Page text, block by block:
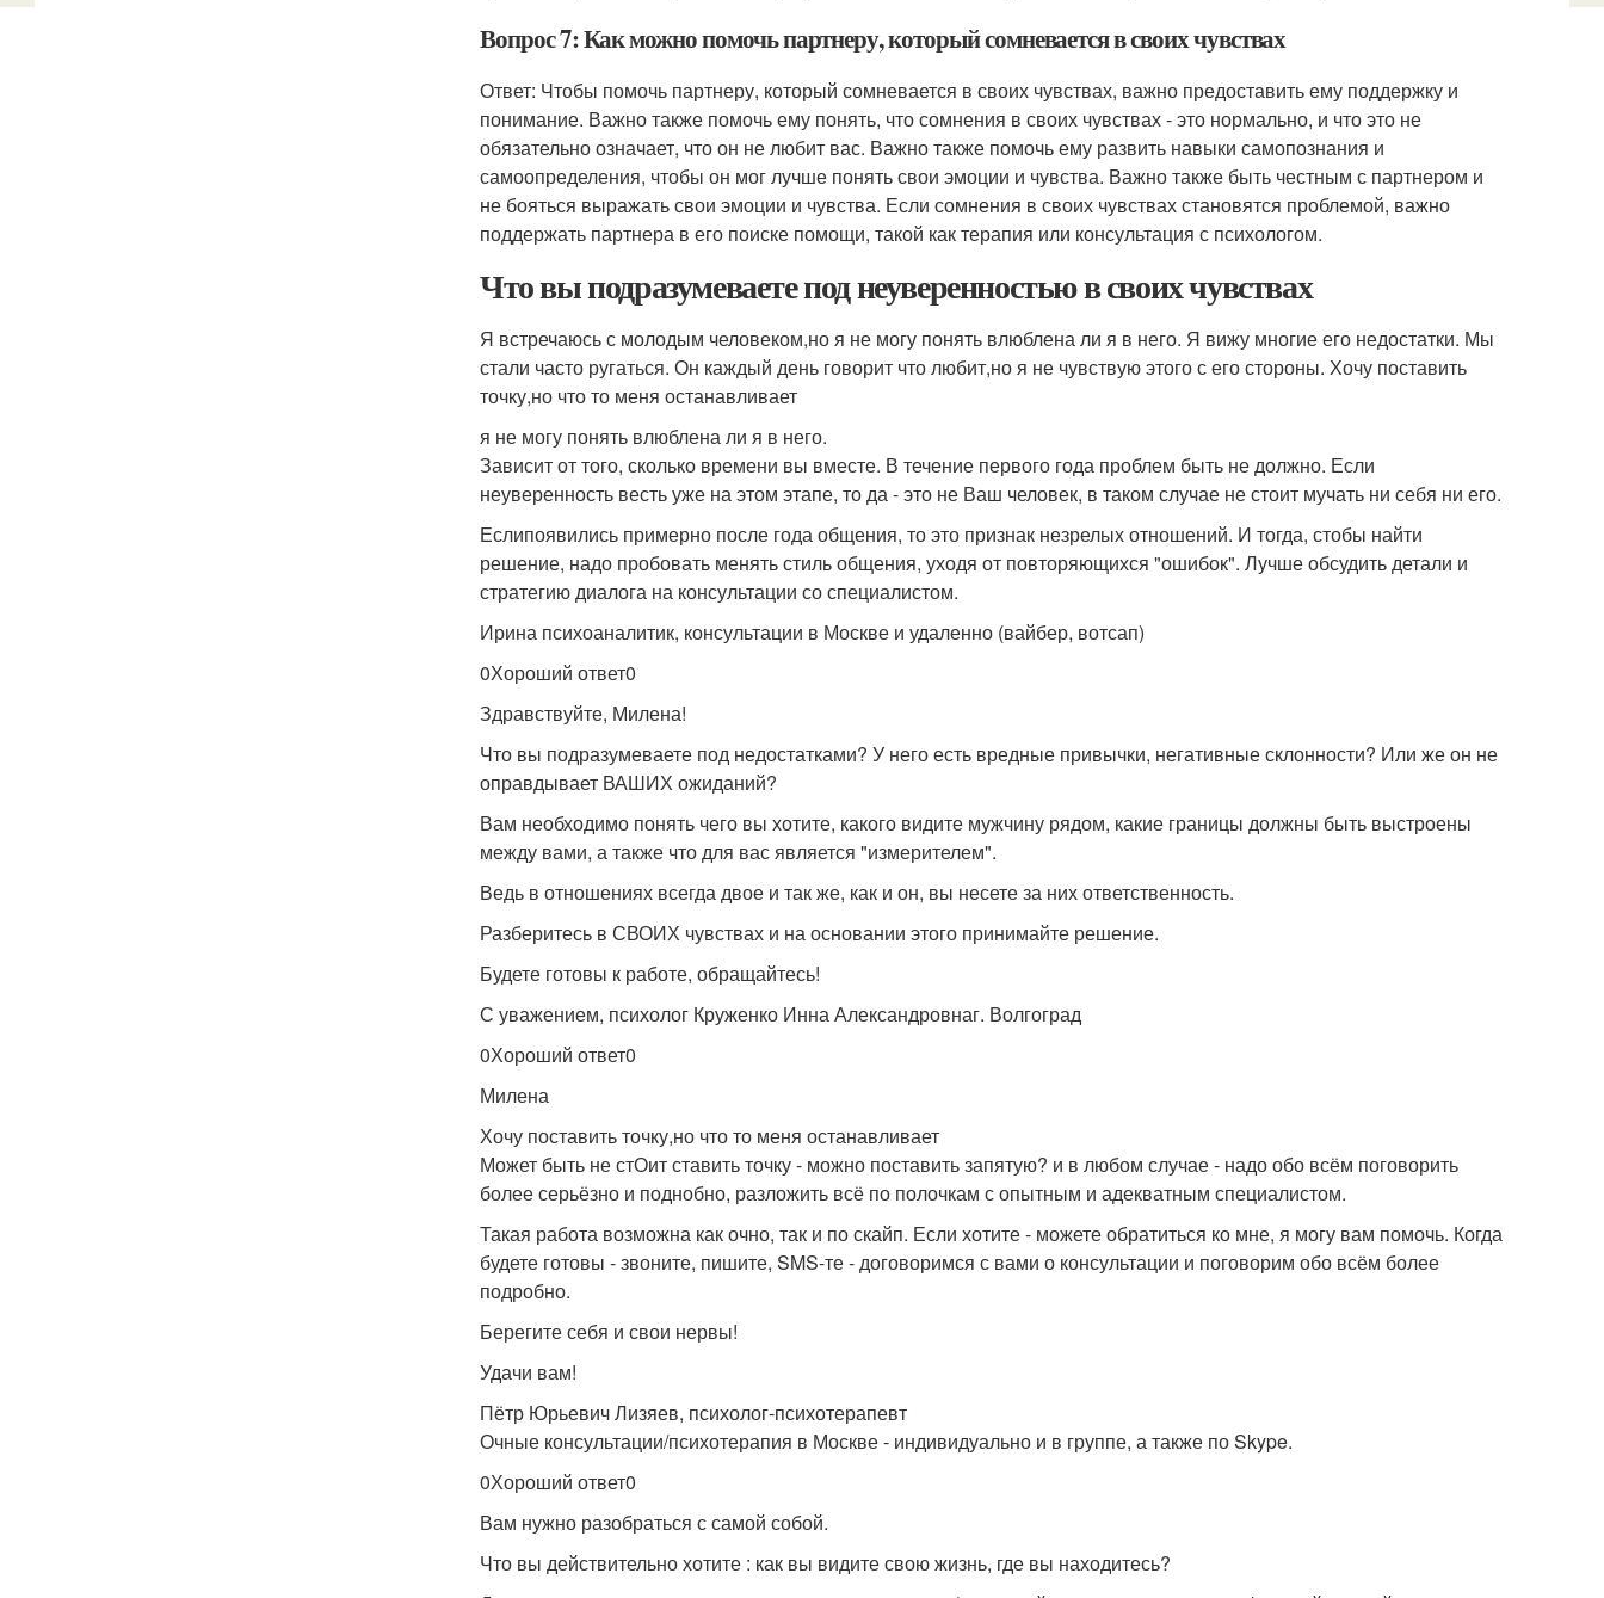
Вопрос 7: Как можно помочь партнеру, который сомневается в своих чувствах
Ответ: Чтобы помочь партнеру, который сомневается в своих чувствах, важно предоставить ему поддержку и
понимание. Важно также помочь ему понять, что сомнения в своих чувствах - это нормально, и что это не
обязательно означает, что он не любит вас. Важно также помочь ему развить навыки самопознания и
самоопределения, чтобы он мог лучше понять свои эмоции и чувства. Важно также быть честным с партнером и
не бояться выражать свои эмоции и чувства. Если сомнения в своих чувствах становятся проблемой, важно
поддержать партнера в его поиске помощи, такой как терапия или консультация с психологом.
Что вы подразумеваете под неуверенностью в своих чувствах
Я встречаюсь с молодым человеком,но я не могу понять влюблена ли я в него. Я вижу многие его недостатки. Мы
стали часто ругаться. Он каждый день говорит что любит,но я не чувствую этого с его стороны. Хочу поставить
точку,но что то меня останавливает
я не могу понять влюблена ли я в него.
Зависит от того, сколько времени вы вместе. В течение первого года проблем быть не должно. Если
неуверенность весть уже на этом этапе, то да - это не Ваш человек, в таком случае не стоит мучать ни себя ни его.
Еслипоявились примерно после года общения, то это признак незрелых отношений. И тогда, стобы найти
решение, надо пробовать менять стиль общения, уходя от повторяющихся "ошибок". Лучше обсудить детали и
стратегию диалога на консультации со специалистом.
Ирина психоаналитик, консультации в Москве и удаленно (вайбер, вотсап)
0Хороший ответ0
Здравствуйте, Милена!
Что вы подразумеваете под недостатками? У него есть вредные привычки, негативные склонности? Или же он не
оправдывает ВАШИХ ожиданий?
Вам необходимо понять чего вы хотите, какого видите мужчину рядом, какие границы должны быть выстроены
между вами, а также что для вас является "измерителем".
Ведь в отношениях всегда двое и так же, как и он, вы несете за них ответственность.
Разберитесь в СВОИХ чувствах и на основании этого принимайте решение.
Будете готовы к работе, обращайтесь!
С уважением, психолог Круженко Инна Александровнаг. Волгоград
0Хороший ответ0
Милена
Хочу поставить точку,но что то меня останавливает
Может быть не стОит ставить точку - можно поставить запятую? и в любом случае - надо обо всём поговорить
более серьёзно и поднобно, разложить всё по полочкам с опытным и адекватным специалистом.
Такая работа возможна как очно, так и по скайп. Если хотите - можете обратиться ко мне, я могу вам помочь. Когда
будете готовы - звоните, пишите, SMS-те - договоримся с вами о консультации и поговорим обо всём более
подробно.
Берегите себя и свои нервы!
Удачи вам!
Пётр Юрьевич Лизяев, психолог-психотерапевт
Очные консультации/психотерапия в Москве - индивидуально и в группе, а также по Skype.
0Хороший ответ0
Вам нужно разобраться с самой собой.
Что вы действительно хотите : как вы видите свою жизнь, где вы находитесь?